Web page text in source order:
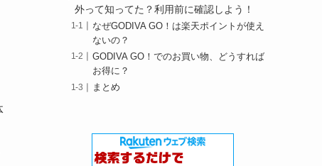
外って知ってた？利用前に確認しよう！
なぜGODIVA GO！は楽天ポイントが使え
ないの？
GODIVA GO！でのお買い物、どうすれば
お得に？
まとめ